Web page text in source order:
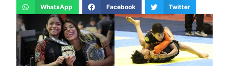
WhatsApp Facebook Twitter